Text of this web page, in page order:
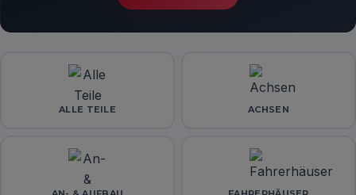
ALLE TEILE ACHSEN